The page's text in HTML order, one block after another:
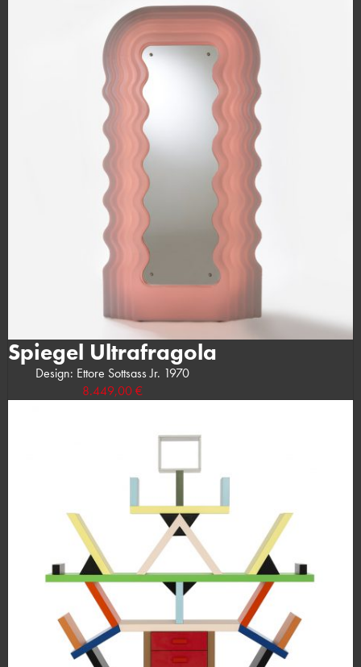
Spiegel Ultrafragola
Design: Ettore Sottsass Jr. 1970
8.449,00 €